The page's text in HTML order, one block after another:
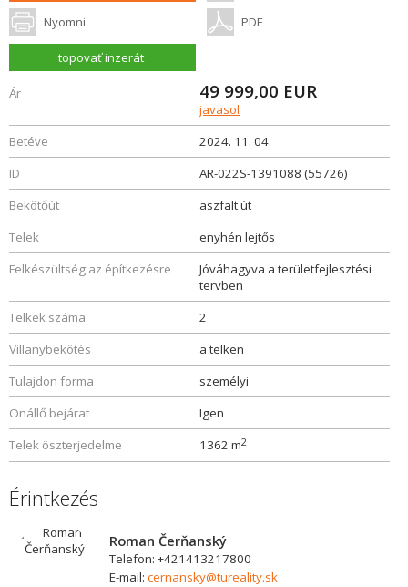
Nyomni PDF
topovať inzerát
Ár 49 999,00 EUR
javasol
Betéve
2024. 11. 04.
ID
AR-022S-1391088 (55726)
Bekötőút
aszfalt út
Telek
enyhén lejtős
Felkészültség az építkezésre
Jóváhagyva a területfejlesztési
tervben
Telkek száma
2
Villanybekötés
a telken
Tulajdon forma
személyi
Önállő bejárat
Igen
Telek öszterjedelme
1362 m2
Érintkezés
Roman Čerňanský
Telefon: +421413217800
E-mail: cernansky@tureality.sk